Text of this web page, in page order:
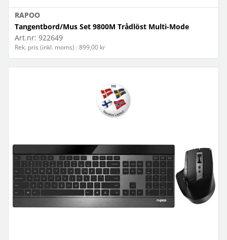
RAPOO
Tangentbord/Mus Set 9800M Trådlöst Multi-Mode
Art.nr: 922649
Rek. pris (inkl. moms) : 899,00 kr